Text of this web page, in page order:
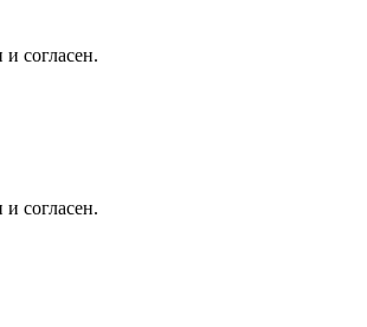
согласен.
согласен.